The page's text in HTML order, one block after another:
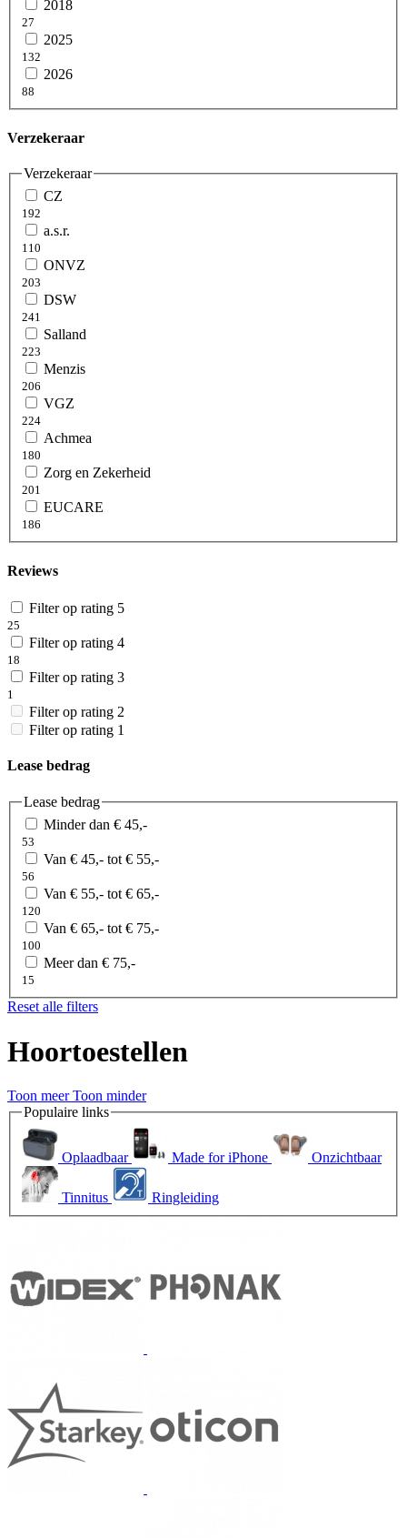
2018
27
2025
132
2026
88
Verzekeraar
Verzekeraar
CZ
192
a.s.r.
110
ONVZ
203
DSW
241
Salland
223
Menzis
206
VGZ
224
Achmea
180
Zorg en Zekerheid
201
EUCARE
186
Reviews
Filter op rating 5
25
Filter op rating 4
18
Filter op rating 3
1
Filter op rating 2
Filter op rating 1
Lease bedrag
Lease bedrag
Minder dan € 45,-
53
Van € 45,- tot € 55,-
56
Van € 55,- tot € 65,-
120
Van € 65,- tot € 75,-
100
Meer dan € 75,-
15
Reset alle filters
Hoortoestellen
Toon meerToon minder
Populaire links
Oplaadbaar Made for iPhone Onzichtbaar
Tinnitus Ringleiding